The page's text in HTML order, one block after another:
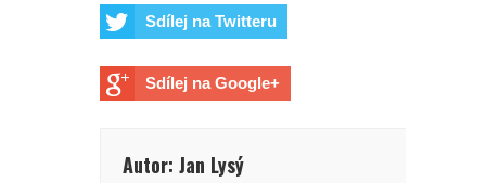
Sdílej na Twitteru
Sdílej na Google+
Autor: Jan Lysý